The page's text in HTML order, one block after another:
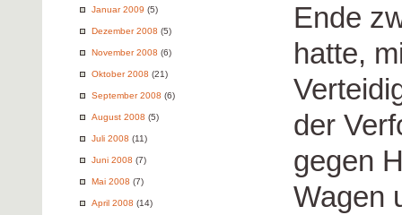
Januar 2009 (5)
Dezember 2008 (5)
November 2008 (6)
Oktober 2008 (21)
September 2008 (6)
August 2008 (5)
Juli 2008 (11)
Juni 2008 (7)
Mai 2008 (7)
April 2008 (14)
Ende
hatte,
der
gegen
Wagen